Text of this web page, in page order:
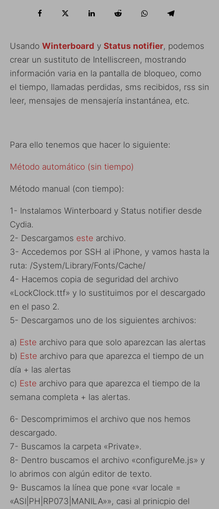
Usando Winterboard y Status notifier, podemos
crear un sustituto de Intelliscreen, mostrando
información varia en la pantalla de bloqueo, como
el tiempo, llamadas perdidas, sms recibidos, rss sin
leer, mensajes de mensajería instantánea, etc.
Para ello tenemos que hacer lo siguiente:
Método automático (sin tiempo)
Método manual (con tiempo):
1- Instalamos Winterboard y Status notifier desde
Cydia.
2- Descargamos este archivo.
3- Accedemos por SSH al iPhone, y vamos hasta la
ruta: /System/Library/Fonts/Cache/
4- Hacemos copia de seguridad del archivo
«LockClock.ttf» y lo sustituimos por el descargado
en el paso 2.
5- Descargamos uno de los siguientes archivos:
a) Este archivo para que solo aparezcan las alertas
b) Este archivo para que aparezca el tiempo de un
día + las alertas
c) Este archivo para que aparezca el tiempo de la
semana completa + las alertas.
6- Descomprimimos el archivo que nos hemos
descargado.
7- Buscamos la carpeta «Private».
8- Dentro buscamos el archivo «configureMe.js» y
lo abrimos con algún editor de texto.
9- Buscamos la línea que pone «var locale =
«ASI|PH|RP073|MANILA»», casi al prinicpio del